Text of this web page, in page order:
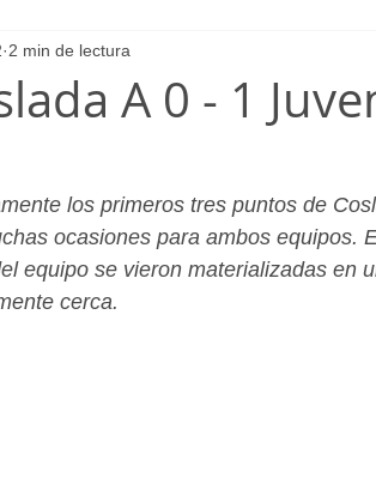
A 0 - 1
2 min de lectura
los primeros tres puntos de
ocasiones para ambos equipos.
equipo se vieron materializadas en
cerca.